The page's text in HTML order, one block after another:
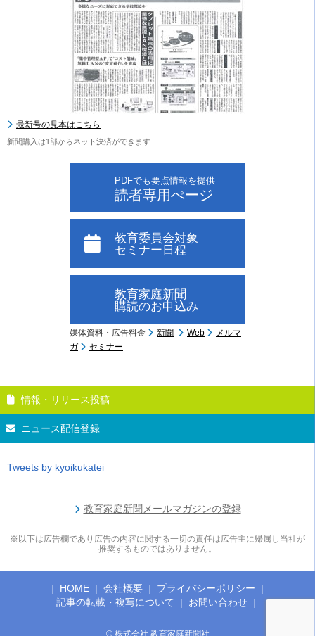
最新号の見本はこちら
新聞購入は1部からネット決済ができます
PDFでも要点情報を提供
読者専用ぺージ
教育委員会対象
セミナー日程
教育家庭新聞
購読のお申込み
媒体資料・広告料金 新聞 Web
メルマ
ガ
セミナー
情報・リリース投稿
ニュース配信登録
Tweets by kyoikukatei
教育家庭新聞メールマガジンの登録
※以下は広告欄であり広告の内容に関する一切の責任は広告主に帰属し当社が
推奨するものではありません。
© 株式会社 教育家庭新聞社
HOME 会社概要
プライバシーポリシー
記事の転載・複写について
お問い合わせ